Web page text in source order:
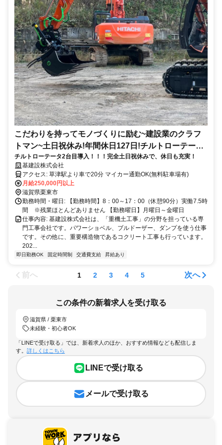
こだわりを持ってモノづくりに励む~建設業のクラフ
トマン~土日祝休み!年間休日127日!チルトローテータ
2台目導入!
チルトローテータ2台目導入！！！完全土日祝休みで、休日も充実！
基建設株式会社
アクセス: 草津駅より車で20分 マイカー通勤OK(無料駐車場有)
月給250,000円以上
滋賀県栗東市
勤務時間・曜日: 【勤務時間】8：00～17：00（休憩90分）実働7.5時
間 ※残業ほとんどありません 【勤務曜日】月曜日～金曜日
仕事内容: 基建設株式会社は、「重機土工事」の分野を担っている専
門工事会社です。パワーショベル、ブルドーザー、ダンプを使う仕事
です。その他に、重要構造物であるコクリート工事も行っています。
202...
即日勤務OK 固定時間制 交通費支給 昇給あり
前へ 1 2 3 4 5 次へ
この条件の新着求人を受け取る
滋賀県 / 栗東市
未経験・初心者OK
「LINEで受け取る」では、新着求人のほか、おすすめ情報なども配信しま
す。 詳しくはこちら
LINEで受け取る
メールで受け取る